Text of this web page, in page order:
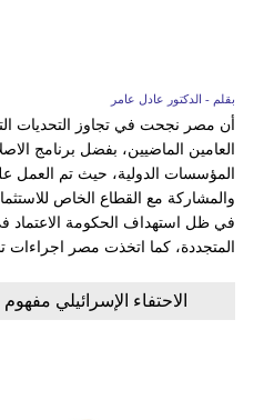
بقلم - الدكتور عادل عامر
أن مصر نجحت في تجاوز التحديات
العامين الماضيين، بفضل برنامج
المؤسسات الدولية، حيث تم العمل
والمشاركة مع القطاع الخاص
المتجددة، كما اتخذت مصر اجراءات
الاحتفاء الإسرائيلي